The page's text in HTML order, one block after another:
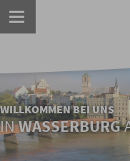
WILLKOMMEN BEI UNS
INWASSERBURG